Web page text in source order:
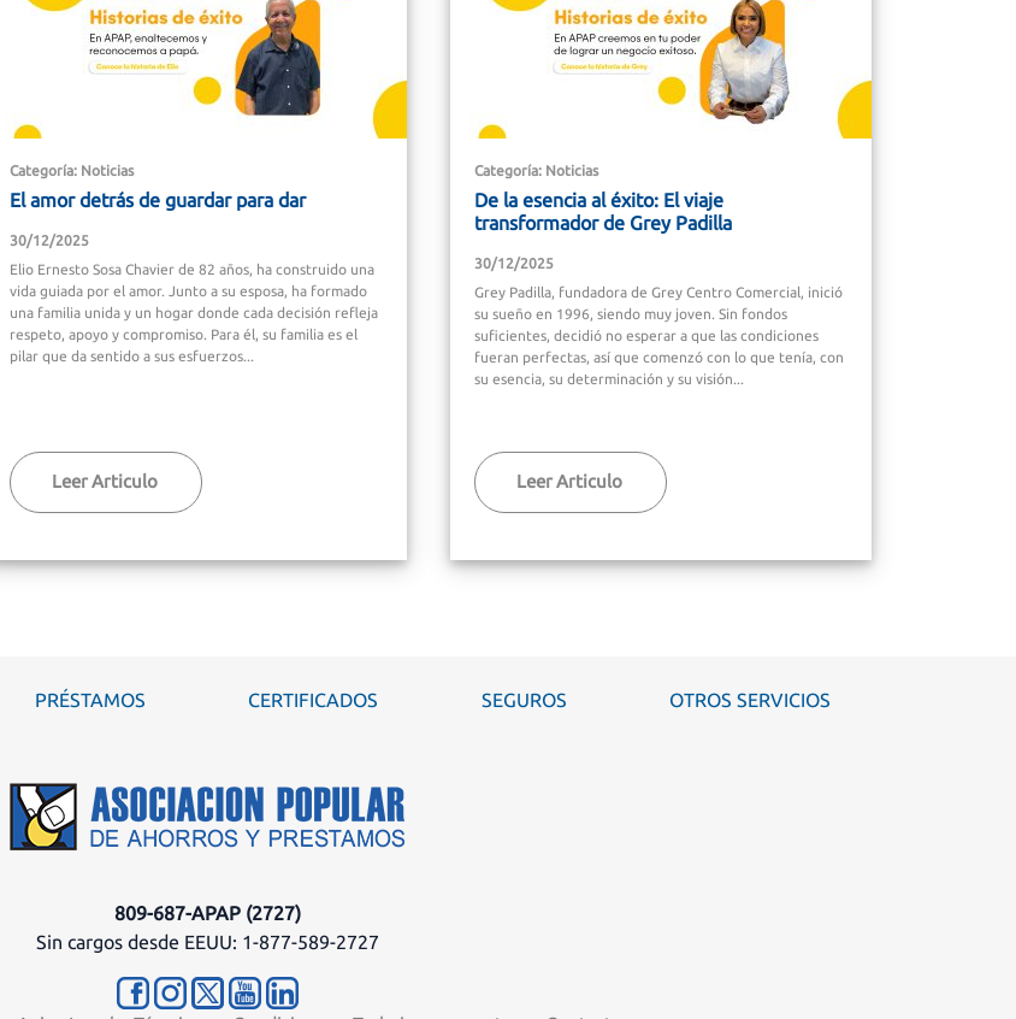
Categoría: Noticias
El amor detrás de guardar para dar
30/12/2025
Elio Ernesto Sosa Chavier de 82 años, ha construido una
vida guiada por el amor. Junto a su esposa, ha formado
una familia unida y un hogar donde cada decisión refleja
respeto, apoyo y compromiso. Para él, su familia es el
pilar que da sentido a sus esfuerzos...
Leer Articulo
Categoría: Noticias
De la esencia al éxito: El viaje
transformador de Grey Padilla
30/12/2025
Grey Padilla, fundadora de Grey Centro Comercial, inició
su sueño en 1996, siendo muy joven. Sin fondos
suficientes, decidió no esperar a que las condiciones
fueran perfectas, así que comenzó con lo que tenía, con
su esencia, su determinación y su visión...
Leer Articulo
PRÉSTAMOS CERTIFICADOS SEGUROS OTROS SERVICIOS
809-687-APAP (2727)
Sin cargos desde EEUU: 1-877-589-2727